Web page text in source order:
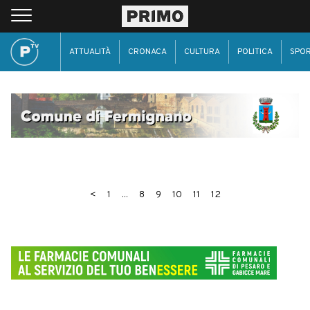
ATTUALITÀ CRONACA CULTURA POLITICA
< 1 ... 8 9 10 11 12